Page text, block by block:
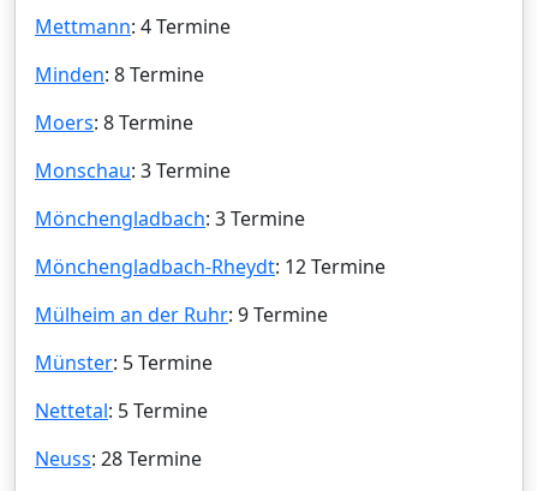
Mettmann: 4 Termine
Minden: 8 Termine
Moers: 8 Termine
Monschau: 3 Termine
Mönchengladbach: 3 Termine
Mönchengladbach-Rheydt: 12 Termine
Mülheim an der Ruhr: 9 Termine
Münster: 5 Termine
Nettetal: 5 Termine
Neuss: 28 Termine